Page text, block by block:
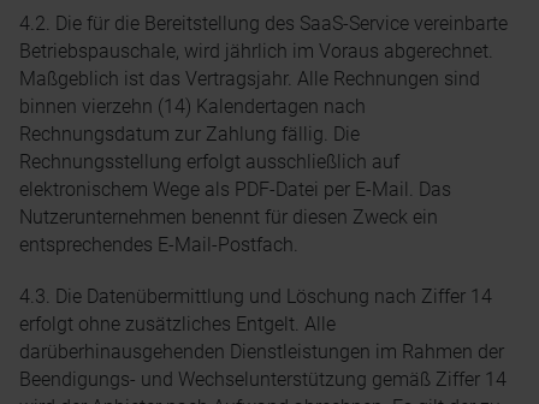
4.2. Die für die Bereitstellung des SaaS-Service vereinbarte
Betriebspauschale, wird jährlich im Voraus abgerechnet.
Maßgeblich ist das Vertragsjahr. Alle Rechnungen sind
binnen vierzehn (14) Kalendertagen nach
Rechnungsdatum zur Zahlung fällig. Die
Rechnungsstellung erfolgt ausschließlich auf
elektronischem Wege als PDF-Datei per E-Mail. Das
Nutzerunternehmen benennt für diesen Zweck ein
entsprechendes E-Mail-Postfach.
4.3. Die Datenübermittlung und Löschung nach Ziffer 14
erfolgt ohne zusätzliches Entgelt. Alle
darüberhinausgehenden Dienstleistungen im Rahmen der
Beendigungs- und Wechselunterstützung gemäß Ziffer 14